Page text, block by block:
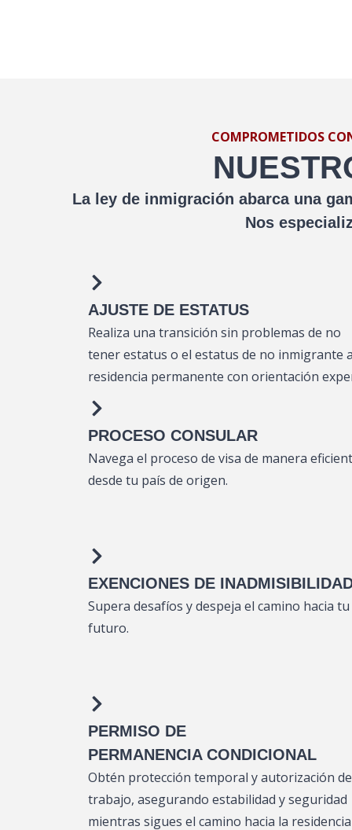
COMPROMETIDOS
La ley de inmigración abarca una
Nos
AJUSTE DE ESTATUS
Realiza una transición sin problemas de no
tener estatus o el estatus de no inmigrante
residencia permanente con orientación
PROCESO CONSULAR
Navega el proceso de visa de manera
desde tu país de origen.
EXENCIONES DE
Supera desafíos y despeja el camino hacia tu
futuro.
PERMISO DE
PERMANENCIA CONDICIONAL
Obtén protección temporal y autorización de
trabajo, asegurando estabilidad y seguridad
mientras sigues el camino hacia la residencia